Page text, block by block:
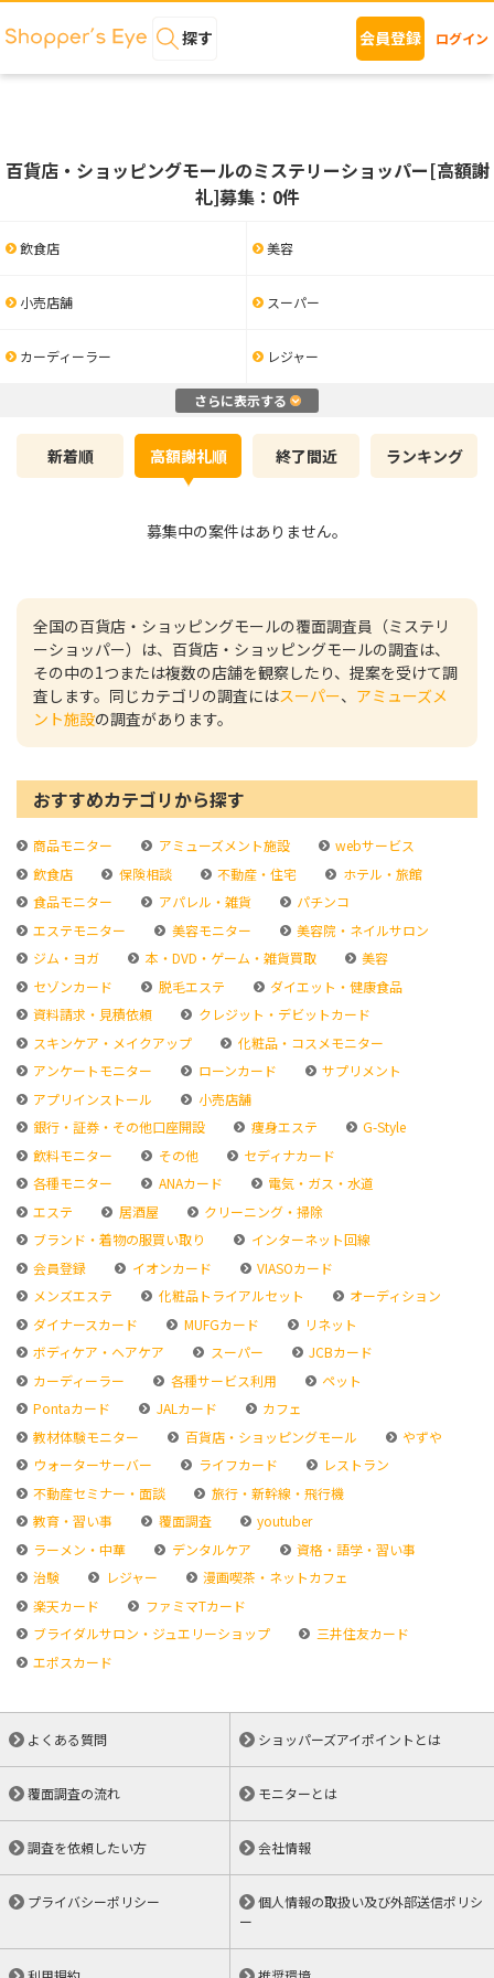
探す 会員登録 ログイン
百貨店・ショッピングモールのミステリーショッパー[高額謝
礼]募集：0件
飲食店 美容
小売店舗 スーパー
カーディーラー レジャー
さらに表示する
新着順 高額謝礼順 終了間近 ランキング
募集中の案件はありません。
全国の百貨店・ショッピングモールの覆面調査員（ミステリ
ーショッパー）は、百貨店・ショッピングモールの調査は、
その中の1つまたは複数の店舗を観察したり、提案を受けて調
査します。同じカテゴリの調査にはスーパー、 アミューズメ
ント施設の調査があります。
おすすめカテゴリから探す
商品モニター アミューズメント施設
webサービス
飲食店
保険相談 不動産・住宅
ホテル・旅館
食品モニター
アパレル・雑貨
パチンコ
エステモニター
美容モニター
美容院・ネイルサロン
ジム・ヨガ
本・DVD・ゲーム・雑貨買取
美容
セゾンカード
脱毛エステ
ダイエット・健康食品
資料請求・見積依頼
クレジット・デビットカード
スキンケア・メイクアップ
化粧品・コスメモニター
アンケートモニター
ローンカード
サプリメント
アプリインストール
小売店舗
銀行・証券・その他口座開設
痩身エステ
G-Style
飲料モニター
その他
セディナカード
各種モニター
ANAカード
電気・ガス・水道
エステ
居酒屋
クリーニング・掃除
ブランド・着物の服買い取り
インターネット回線
会員登録
イオンカード
VIASOカード
メンズエステ
化粧品トライアルセット
オーディション
ダイナースカード
MUFGカード
リネット
ボディケア・ヘアケア
スーパー
JCBカード
カーディーラー
各種サービス利用
ペット
Pontaカード
JALカード
カフェ
教材体験モニター
百貨店・ショッピングモール
やずや
ウォーターサーバー
ライフカード
レストラン
不動産セミナー・面談
旅行・新幹線・飛行機
教育・習い事
覆面調査
youtuber
ラーメン・中華
デンタルケア
資格・語学・習い事
治験
レジャー
漫画喫茶・ネットカフェ
楽天カード
ファミマTカード
ブライダルサロン・ジュエリーショップ
三井住友カード
エポスカード
よくある質問 ショッパーズアイポイントとは
覆面調査の流れ モニターとは
調査を依頼したい方 会社情報
プライバシーポリシー
個人情報の取扱い及び外部送信ポリシ
ー